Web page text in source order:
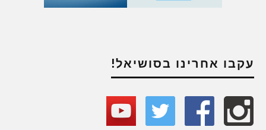
עקבו אחרינו בסושיאל!